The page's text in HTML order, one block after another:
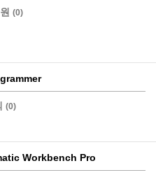
(0)
(0)
Workbench Pro